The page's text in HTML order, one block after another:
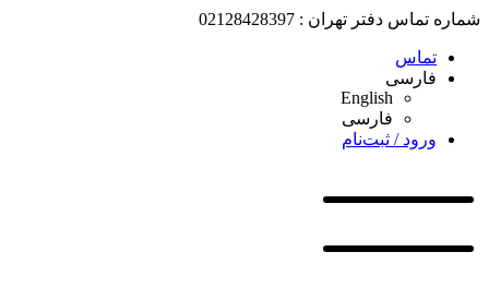
شماره تماس دفتر تهران : 02128428397
تماس
فارسی
English
فارسی
ورود / ثبت‌نام